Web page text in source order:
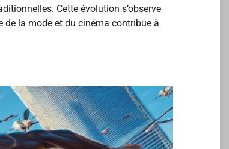
Cette évolution s’observe
de la mode et du cinéma contribue à